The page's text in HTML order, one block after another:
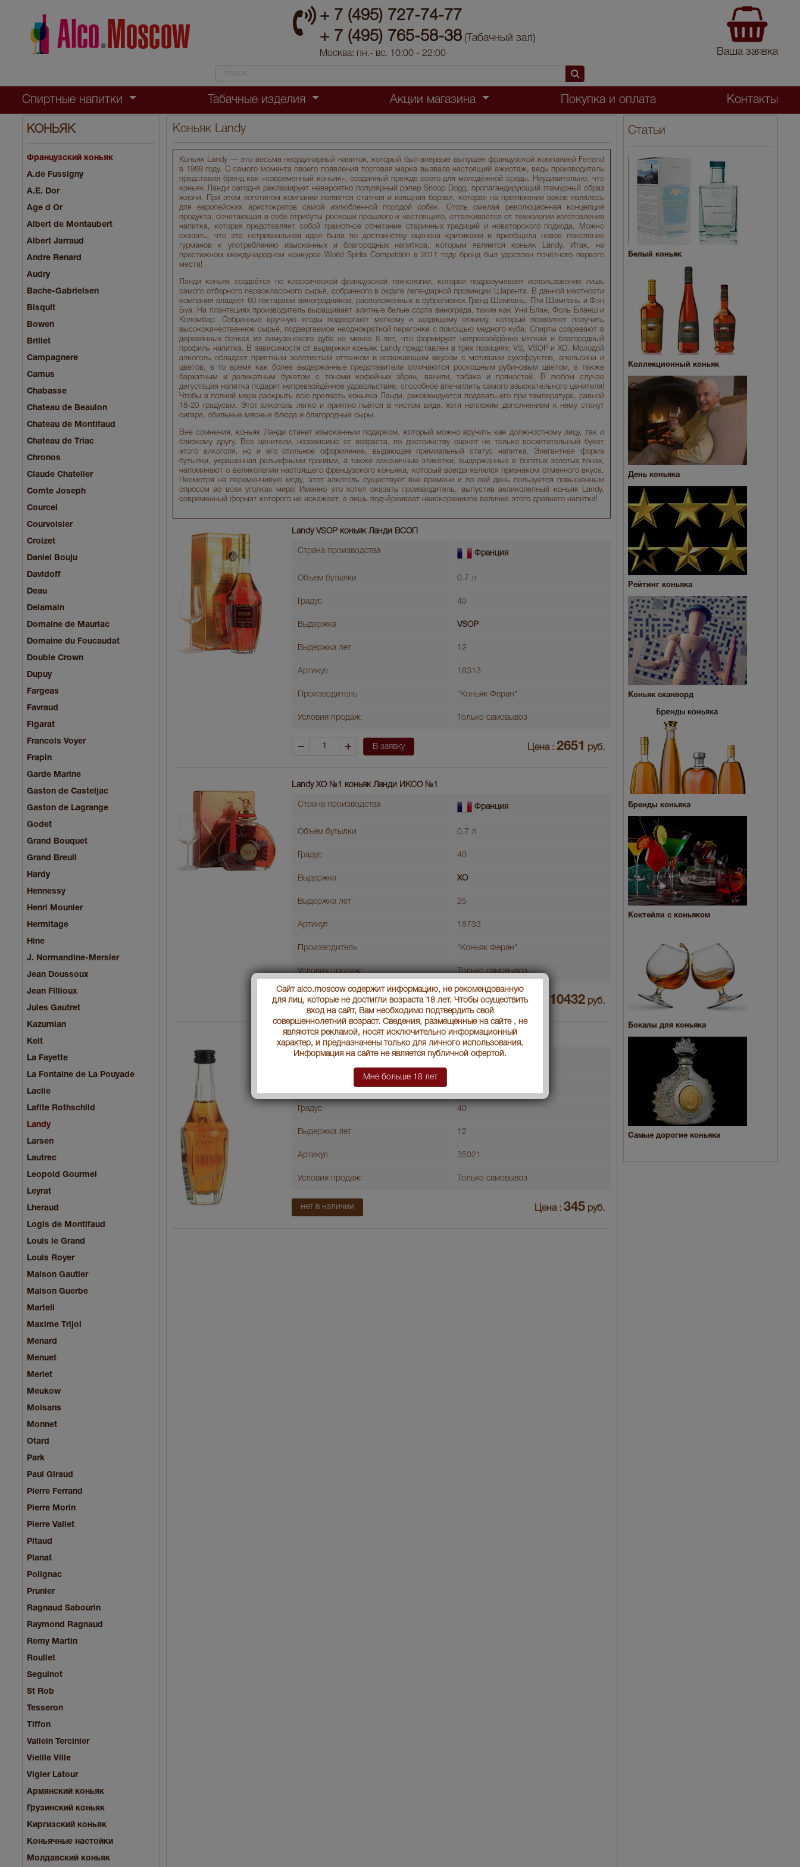
+ 7 (495) 727-74-77
+ 7 (495) 765-58-38 (Табачный зал)
Москва: пн.- вс. 10:00 - 22:00 Ваша заявка
Спиртные напитки Табачные изделия Акции магазина Покупка и оплата Контакты
КОНЬЯК
Французский коньяк
A.de Fussigny
A.E. Dor
Age d Or
Albert de Montaubert
Albert Jarraud
Andre Renard
Audry
Bache-Gabrielsen
Bisquit
Bowen
Brillet
Campagnere
Camus
Chabasse
Chateau de Beaulon
Chateau de Montifaud
Chateau de Triac
Chronos
Claude Chatelier
Comte Joseph
Courcel
Courvoisier
Croizet
Daniel Bouju
Davidoff
Deau
Delamain
Domaine de Mauriac
Domaine du Foucaudat
Double Crown
Dupuy
Fargeas
Favraud
Figarat
Francois Voyer
Frapin
Garde Marine
Gaston de Casteljac
Gaston de Lagrange
Godet
Grand Bouquet
Grand Breuil
Hardy
Hennessy
Henri Mounier
Hermitage
Hine
J. Normandine-Mersier
Jean Doussoux
Jean Fillioux
Jules Gautret
Kazumian
Kelt
La Fayette
La Fontaine de La Pouyade
Laclie
Lafite Rothschild
Landy
Larsen
Lautrec
Leopold Gourmel
Leyrat
Lheraud
Logis de Montifaud
Louis le Grand
Louis Royer
Maison Gautier
Maison Guerbe
Martell
Maxime Trijol
Menard
Menuet
Merlet
Meukow
Moisans
Monnet
Otard
Park
Paul Giraud
Pierre Ferrand
Pierre Morin
Pierre Vallet
Pitaud
Planat
Polignac
Prunier
Ragnaud Sabourin
Raymond Ragnaud
Remy Martin
Roullet
Seguinot
St Rob
Tesseron
Tiffon
Vallein Tercinier
Vieille Ville
Vigier Latour
Армянский коньяк
Грузинский коньяк
Киргизский коньяк
Коньячные настойки
Молдавский коньяк
Коньяк Landy
Коньяк Landy — это весьма неординарный напиток, который был впервые выпущен французской компанией Ferrand
в 1989 году. С самого момента своего появления торговая марка вызвала настоящий ажиотаж, ведь производитель
представил бренд как «современный коньяк», созданный прежде всего для молодёжной среды. Неудивительно, что
коньяк Ланди сегодня рекламирует невероятно популярный рэпер Snoop Dogg, пропагандирующий гламурный образ
жизни. При этом логотипом компании является статная и изящная борзая, которая на протяжении веков являлась
для европейских аристократов самой излюбленной породой собак. Столь смелая революционная концепция
продукта, сочетающая в себе атрибуты роскоши прошлого и настоящего, отталкивается от технологии изготовления
напитка, которая представляет собой грамотное сочетание старинных традиций и новаторского подхода. Можно
сказать, что эта нетривиальная идея была по достоинству оценена критиками и приобщила новое поколение
гурманов к употреблению изысканных и благородных напитков, которым является коньяк Landy. Итак, на
престижном международном конкурсе World Spirits Competition в 2011 году бренд был удостоен почётного первого
места!
Ланди коньяк создаётся по классической французской технологии, которая подразумевает использование лишь
самого отборного первоклассного сырья, собранного в округе легендарной провинции Шаранта. В данной местности
компания владеет 60 гектарами виноградников, расположенных в субрегионах Гранд Шампань, Пти Шампань и Фэн
Буа. На плантациях производитель выращивает элитные белые сорта винограда, такие как Уни Блан, Фоль Бланш и
Коломбар. Собранные вручную ягоды подвергают мягкому и щадящему отжиму, который позволяет получить
высококачественное сырьё, подвергаемое неоднократной перегонке с помощью медного куба. Спирты созревают в
деревянных бочках из лимузенского дуба не менее 6 лет, что формирует непревзойдённо мягкий и благородный
профиль напитка. В зависимости от выдержки коньяк Landy представлен в трёх позициях: VS, VSOP и XO. Молодой
алкоголь обладает приятным золотистым оттенком и освежающим вкусом с мотивами сухофруктов, апельсина и
цветов, в то время как более выдержанные представители отличаются роскошным рубиновым цветом, а также
бархатным и деликатным букетом с тонами кофейных зёрен, ванили, табака и пряностей. В любом случае
дегустация напитка подарит непревзойдённое удовольствие, способное впечатлить самого взыскательного ценителя!
Чтобы в полной мере раскрыть всю прелесть коньяка Ланди, рекомендуется подавать его при температуре, равной
18-20 градусам. Этот алкоголь легко и приятно пьётся в чистом виде, хотя неплохим дополнением к нему станут
сигара, обильные мясные блюда и благородные сыры.
Вне сомнения, коньяк Ланди станет изысканным подарком, который можно вручить как должностному лицу, так и
близкому другу. Все ценители, независимо от возраста, по достоинству оценят не только восхитительный букет
этого алкоголя, но и его стильное оформление, выдающее премиальный статус напитка. Элегантная форма
бутылки, украшенная рельефными гранями, а также лаконичные этикетки, выдержанные в богатых золотых тонах,
напоминают о великолепии настоящего французского коньяка, который всегда являлся признаком отменного вкуса.
Несмотря на переменчивую моду, этот алкоголь существует вне времени и по сей день пользуется повышенным
спросом во всех уголках мира! Именно это хотел сказать производитель, выпустив великолепный коньяк Landy,
современный формат которого не искажает, а лишь подчёркивает неискоренимое величие этого древнего напитка!
Landy VSOP коньяк Ланди ВСОП
Страна производства Франция
Объем бутылки 0.7 л
Градус 40
Выдержка VSOP
Выдержка лет 12
Артикул 18313
Производитель "Коньяк Феран"
Условия продаж: Только самовывоз
В заявку Цена : 2651 руб.
Landy XO №1 коньяк Ланди ИКСО №1
Страна производства Франция
Объем бутылки 0.7 л
Градус 40
Выдержка XO
Выдержка лет 25
Артикул 18733
Производитель "Коньяк Феран"
Условия продаж: Только самовывоз
В заявку Цена : 10432 руб.
Landy VSOP Коньяк Ланди ВСОП
Страна производства Франция
Объем бутылки
Градус 40
Выдержка лет 12
Артикул 35021
Условия продаж: Только самовывоз
нет в наличии Цена : 345 руб.
Статьи
Белый коньяк
Коллекционный коньяк
День коньяка
Рейтинг коньяка
Коньяк сканворд
Бренды коньяка
Коктейли с коньяком
Бокалы для коньяка
Самые дорогие коньяки
Сайт alco.moscow содержит информацию, не рекомендованную
для лиц, которые не достигли возраста 18 лет. Чтобы осуществить
вход на сайт, Вам необходимо подтвердить свой
совершеннолетний возраст. Сведения, размещенные на сайте , не
являются рекламой, носят исключительно информационный
характер, и предназначены только для личного использования.
Информация на сайте не является публичной офертой.
Мне больше 18 лет